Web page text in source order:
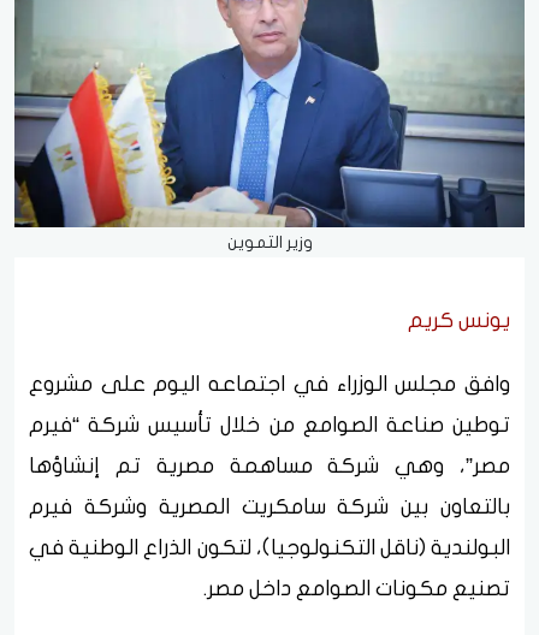
وزير التموين
يونس كريم
وافق مجلس الوزراء في اجتماعه اليوم على مشروع
توطين صناعة الصوامع من خلال تأسيس شركة “فيرم
مصر”، وهي شركة مساهمة مصرية تم إنشاؤها
بالتعاون بين شركة سامكريت المصرية وشركة فيرم
البولندية (ناقل التكنولوجيا)، لتكون الذراع الوطنية في
تصنيع مكونات الصوامع داخل مصر.